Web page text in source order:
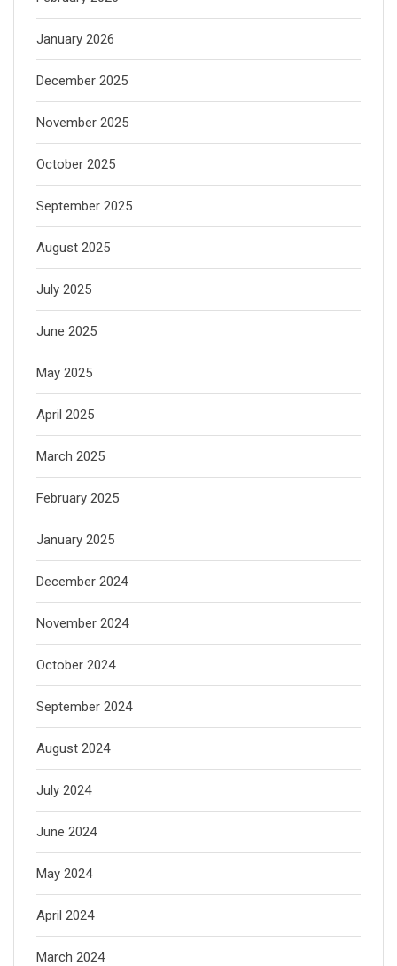
January 2026
December 2025
November 2025
October 2025
September 2025
August 2025
July 2025
June 2025
May 2025
April 2025
March 2025
February 2025
January 2025
December 2024
November 2024
October 2024
September 2024
August 2024
July 2024
June 2024
May 2024
April 2024
March 2024